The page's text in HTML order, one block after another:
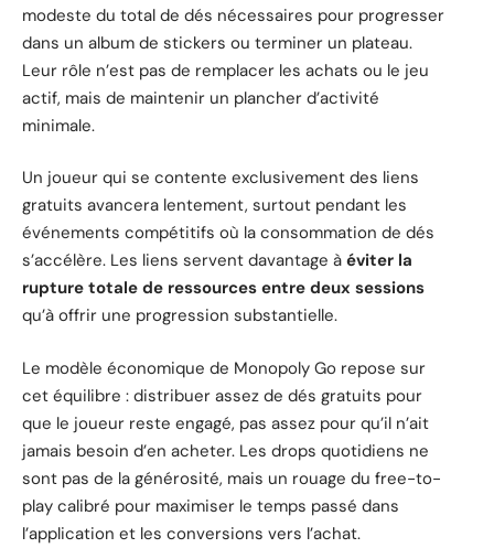
modeste du total de dés nécessaires pour progresser
dans un album de stickers ou terminer un plateau.
Leur rôle n’est pas de remplacer les achats ou le jeu
actif, mais de maintenir un plancher d’activité
minimale.
Un joueur qui se contente exclusivement des liens
gratuits avancera lentement, surtout pendant les
événements compétitifs où la consommation de dés
s’accélère. Les liens servent davantage à éviter la
rupture totale de ressources entre deux sessions
qu’à offrir une progression substantielle.
Le modèle économique de Monopoly Go repose sur
cet équilibre : distribuer assez de dés gratuits pour
que le joueur reste engagé, pas assez pour qu’il n’ait
jamais besoin d’en acheter. Les drops quotidiens ne
sont pas de la générosité, mais un rouage du free-to-
play calibré pour maximiser le temps passé dans
l’application et les conversions vers l’achat.